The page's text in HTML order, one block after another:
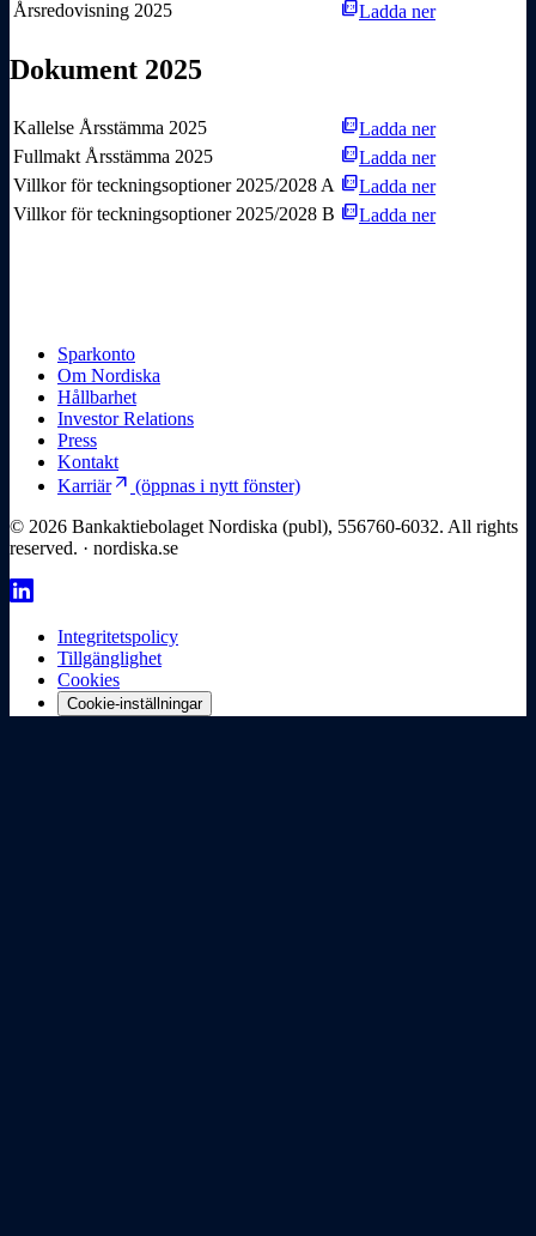
Årsredovisning 2025
picture_as_pdfLadda ner
Dokument 2025
Kallelse Årsstämma 2025 picture_as_pdfLadda ner
Fullmakt Årsstämma 2025
picture_as_pdfLadda ner
Villkor för teckningsoptioner 2025/2028 A picture_as_pdfLadda ner
Villkor för teckningsoptioner 2025/2028 B picture_as_pdfLadda ner
Sparkonto
Om Nordiska
Hållbarhet
Investor Relations
Press
Kontakt
Karriärarrow_outward (öppnas i nytt fönster)
© 2026 Bankaktiebolaget Nordiska (publ), 556760-6032. All rights
reserved. · nordiska.se
Integritetspolicy
Tillgänglighet
Cookies
Cookie-inställningar